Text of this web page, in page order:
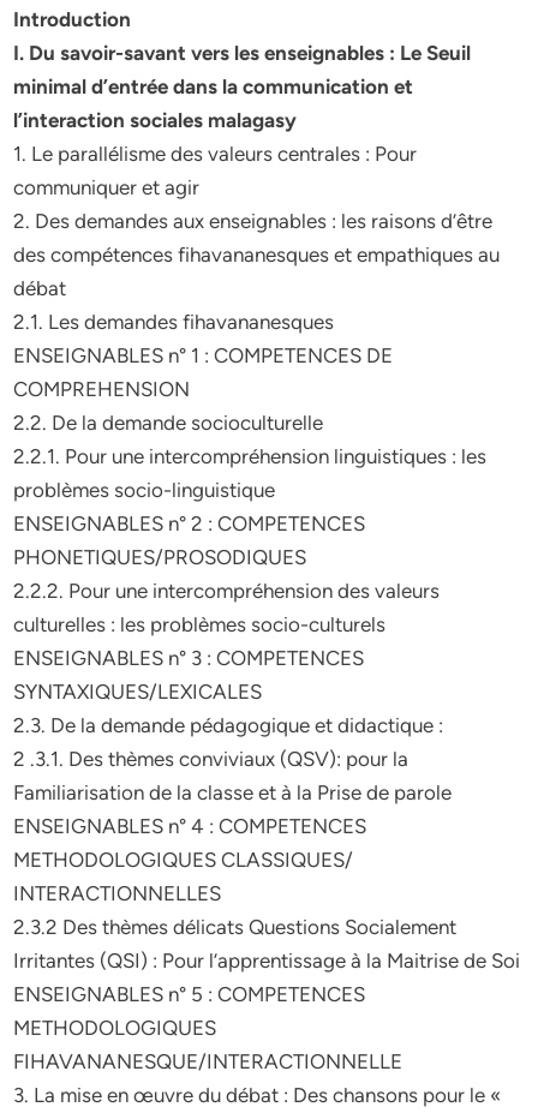
Introduction
I. Du savoir-savant vers les enseignables : Le Seuil
minimal d’entrée dans la communication et
l’interaction sociales malagasy
1. Le parallélisme des valeurs centrales : Pour
communiquer et agir
2. Des demandes aux enseignables : les raisons d’être
des compétences fihavananesques et empathiques au
débat
2.1. Les demandes fihavananesques
ENSEIGNABLES n° 1 : COMPETENCES DE
COMPREHENSION
2.2. De la demande socioculturelle
2.2.1. Pour une intercompréhension linguistiques : les
problèmes socio-linguistique
ENSEIGNABLES n° 2 : COMPETENCES
PHONETIQUES/PROSODIQUES
2.2.2. Pour une intercompréhension des valeurs
culturelles : les problèmes socio-culturels
ENSEIGNABLES n° 3 : COMPETENCES
SYNTAXIQUES/LEXICALES
2.3. De la demande pédagogique et didactique :
2 .3.1. Des thèmes conviviaux (QSV): pour la
Familiarisation de la classe et à la Prise de parole
ENSEIGNABLES n° 4 : COMPETENCES
METHODOLOGIQUES CLASSIQUES/
INTERACTIONNELLES
2.3.2 Des thèmes délicats Questions Socialement
Irritantes (QSI) : Pour l’apprentissage à la Maitrise de Soi
ENSEIGNABLES n° 5 : COMPETENCES
METHODOLOGIQUES
FIHAVANANESQUE/INTERACTIONNELLE
3. La mise en œuvre du débat : Des chansons pour le «